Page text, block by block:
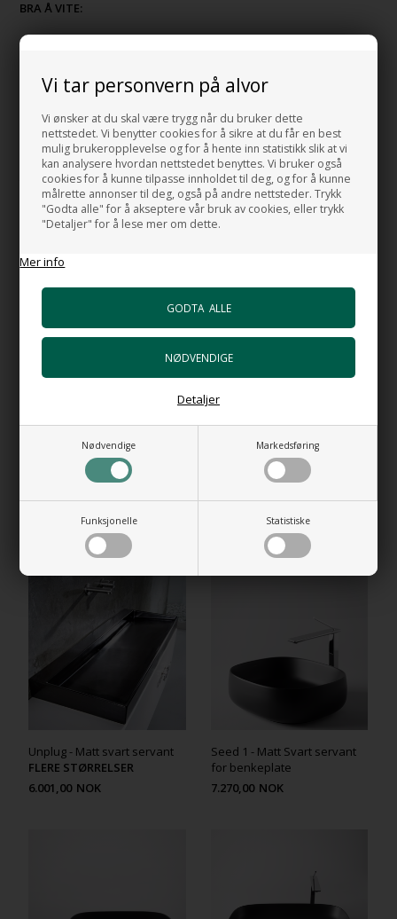
Vi tar personvern på alvor
Vi ønsker at du skal være trygg når du bruker dette
nettstedet. Vi benytter cookies for å sikre at du får en best
mulig brukeropplevelse og for å hente inn statistikk slik at vi
kan analysere hvordan nettstedet benyttes. Vi bruker også
cookies for å kunne tilpasse innholdet til deg, og for å kunne
målrette annonser til deg, også på andre nettsteder. Trykk
"Godta alle" for å akseptere vår bruk av cookies, eller trykk
"Detaljer" for å lese mer om dette.
Mer info
Nødvendige Markedsføring
Funksjonelle Statistiske
Detaljer
BRA Å VITE:
MERK:
Servanten er også tilgjengelig i følgende farger:
Blank svart
Nuvola
Basento
Tempesta
Laguna
HUSK OGSÅ DISSE
Vannlås HI-TECH Black
+1.967,00 NOK
HI-TECH Vannlås
+1.106,00 NOK
Gå til varen
RELATEREDE PRODUKTER
Unplug - Matt svart servant
FLERE STØRRELSER
6.001,00 NOK
Seed 1 - Matt Svart servant
for benkeplate
7.270,00 NOK